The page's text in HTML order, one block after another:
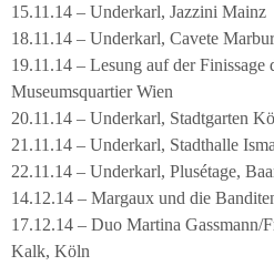
15.11.14 – Underkarl, Jazzini Mainz
18.11.14 – Underkarl, Cavete
19.11.14 – Lesung auf der Finissage
Museumsquartier Wien
20.11.14 – Underkarl, Stadtgarten
21.11.14 – Underkarl, Stadthalle
22.11.14 – Underkarl, Plusétage,
14.12.14 – Margaux und die
17.12.14 – Duo Martina Gassmann/
Kalk, Köln